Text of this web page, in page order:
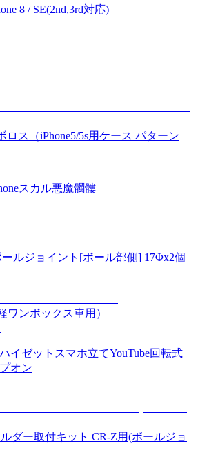
8 / SE(2nd,3rd対応)
ス（iPhone5/5s用ケース パターン
スカル悪魔髑髏
ルジョイント[ボール部側] 17Φx2個
ワンボックス車用）
ハイゼット スマホ立てYouTube回転式
オン
ダー取付キット CR-Z用(ボールジョ